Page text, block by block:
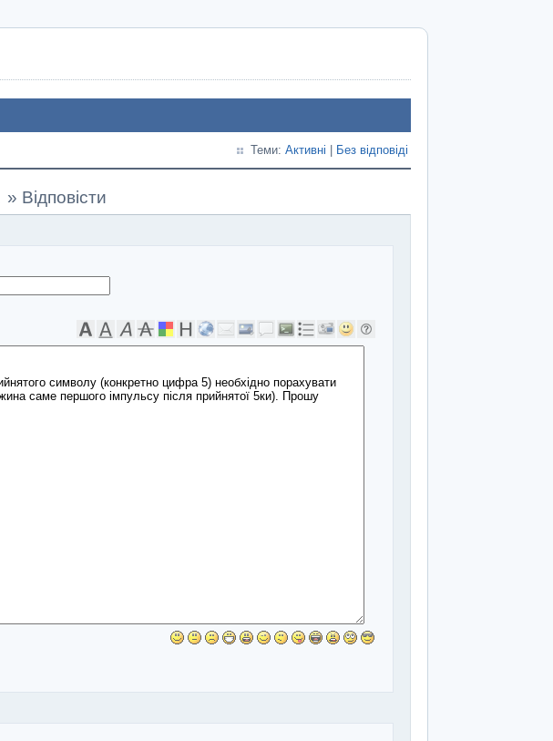
Теми: Активні Без відповіді
» Відповісти